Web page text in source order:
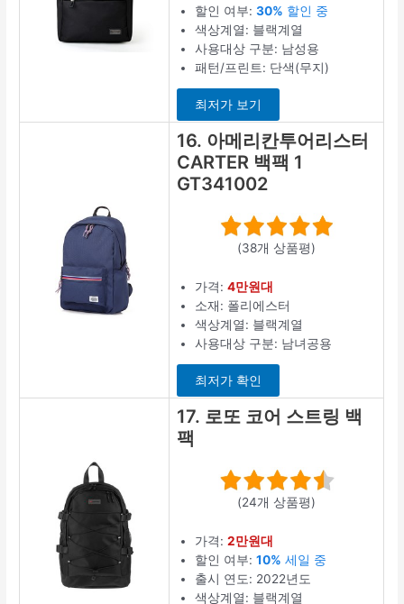
할인 여부:30% 할인 중
색상계열: 블랙계열
사용대상 구분: 남성용
패턴/프린트: 단색(무지)
최저가 보기
16. 아메리칸투어리스터
CARTER 백팩 1
GT341002
(38개 상품평)
가격:4만원대
소재: 폴리에스터
색상계열: 블랙계열
사용대상 구분: 남녀공용
최저가 확인
17. 로또 코어 스트링 백
팩
(24개 상품평)
가격:2만원대
할인 여부:10% 세일 중
출시 연도: 2022년도
색상계열: 블랙계열